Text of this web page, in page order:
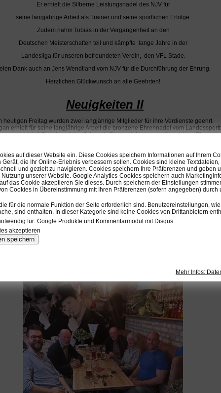
Er erhielt die Silberne Leistungsnadel des NJV für
seine langjährige Arbeit als Trainer und seine sportlichen Erfolge.
Zudem nahm Tobias in der Vergangenheit an den
Deutschen Meisterschaften teil und kämpfte lange Jahre in der
Landesliga für unseren befreundeten Verein, den VFL Stade.
Dank auch an Jens Wendtland vom NJV für die Durchführung der Ehrung.
Herzlichen Glückwunsch an alle Geehrten!
Neuigkeiten II
heutigen Freitag wurden zwei langjährige Mitglieder für ihre Verdienste geehrt.
erhielt für seine langjährige Arbeit die bronzene Ehrennadel vom
erhielt für seine vielen Jahre als Spartenleiter sogar die goldene
Der gesamte Vorstand und Spartenleitung sind
froh euch zu haben und wünschen euch weiterhin alles Gute.
großer Dank gilt dem Kreissportbund Stade, namentlich Herrn Uwe Weski.
für die tolle Kommunikation und Ihr Engagement diese Ehrungen
Atmosphäre hat man Peters Vergangenheit im SC Diamant Revue passieren
Außerdem ernannte ihn die Judosparte zum Ehrenspartenleiter.
Damit ist er der Erste, dem diese Würdigung zuteil wurde.
Bleib so wie du bist Peter.
auf dieser Website ein. Diese Cookies speichern Informationen auf Ihrem
Gerät, die Ihr Online-Erlebnis verbessern sollen. Cookies sind kleine Textdateien,
und gezielt zu navigieren. Cookies speichern Ihre Präferenzen und geben
unserer Website. Google Analytics-Cookies speichern auch
das Cookie akzeptieren Sie dieses. Durch speichern der Einstellungen
Cookies in Übereinstimmung mit Ihren Präferenzen (sofern angegeben) durch
für die normale Funktion der Seite erforderlich sind. Benutzereinstellungen,
sind enthalten. In dieser Kategorie sind keine Cookies von Drittanbietern
für: Google Produkte und Kommentarmodul mit Disqus
akzeptieren
speichern
Mehr Infos: